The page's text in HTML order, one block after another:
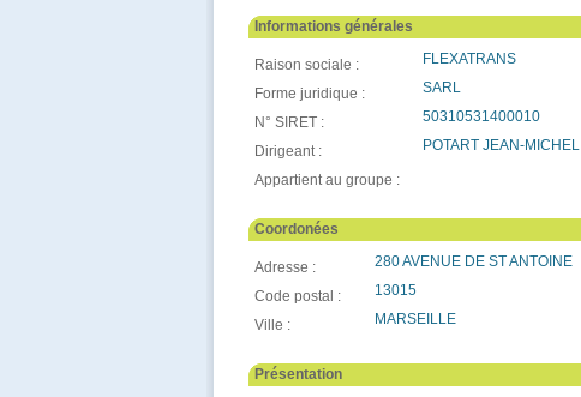
Informations générales
Raison sociale : FLEXATRANS
Forme juridique : SARL
N° SIRET : 50310531400010
Dirigeant : POTART JEAN-MICHEL
Appartient au groupe :
Coordonées
Adresse : 280 AVENUE DE ST ANTOINE
Code postal : 13015
Ville : MARSEILLE
Présentation